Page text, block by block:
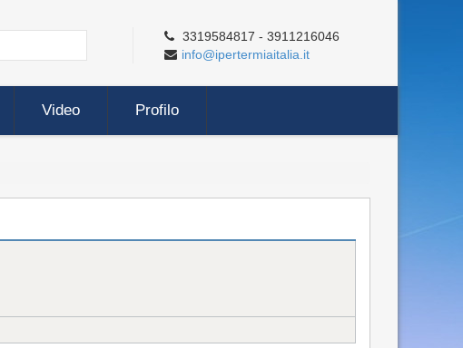
3319584817 - 3911216046
info@ipertermiaitalia.it
Video Profilo